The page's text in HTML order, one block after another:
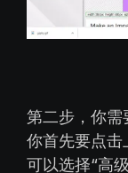
第二步，你需
你首先要点击
可以选择“高